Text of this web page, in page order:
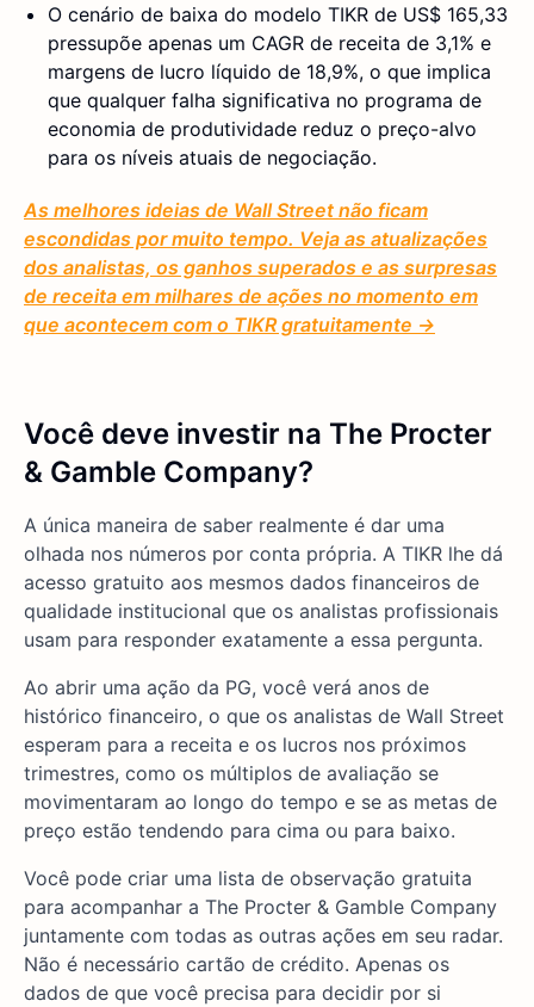
O cenário de baixa do modelo TIKR de US$ 165,33
pressupõe apenas um CAGR de receita de 3,1% e
margens de lucro líquido de 18,9%, o que implica
que qualquer falha significativa no programa de
economia de produtividade reduz o preço-alvo
para os níveis atuais de negociação.
As melhores ideias de Wall Street não ficam
escondidas por muito tempo. Veja as atualizações
dos analistas, os ganhos superados e as surpresas
de receita em milhares de ações no momento em
que acontecem com o TIKR gratuitamente →
Você deve investir na The Procter
& Gamble Company?
A única maneira de saber realmente é dar uma
olhada nos números por conta própria. A TIKR lhe dá
acesso gratuito aos mesmos dados financeiros de
qualidade institucional que os analistas profissionais
usam para responder exatamente a essa pergunta.
Ao abrir uma ação da PG, você verá anos de
histórico financeiro, o que os analistas de Wall Street
esperam para a receita e os lucros nos próximos
trimestres, como os múltiplos de avaliação se
movimentaram ao longo do tempo e se as metas de
preço estão tendendo para cima ou para baixo.
Você pode criar uma lista de observação gratuita
para acompanhar a The Procter & Gamble Company
juntamente com todas as outras ações em seu radar.
Não é necessário cartão de crédito. Apenas os
dados de que você precisa para decidir por si